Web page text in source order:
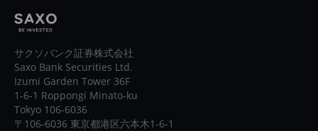
サクソバンク証券株式会社
Saxo Bank Securities Ltd.
Izumi Garden Tower 36F
1-6-1 Roppongi Minato-ku
Tokyo 106-6036
〒106-6036 東京都港区六本木1-6-1